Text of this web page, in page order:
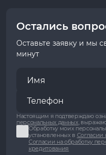
Остались
Оставьте заявку и мы
минут
Настоящим я подтверждаю
персональных данных,
Обработку моих
установленных в Согласии
Согласии на обработку
кредитования